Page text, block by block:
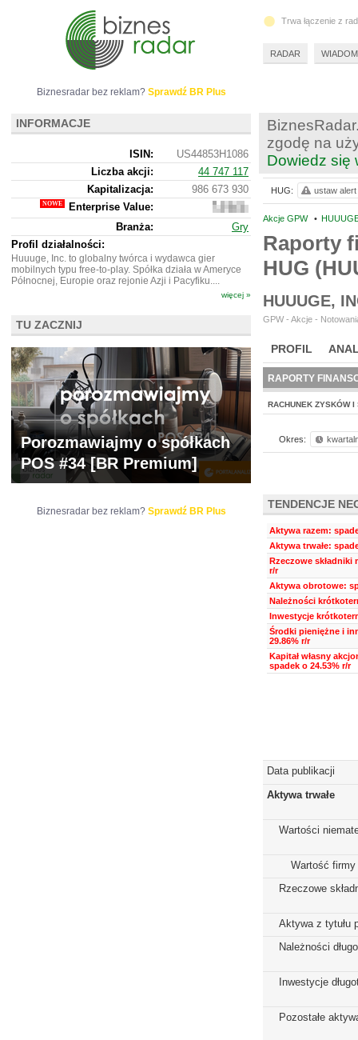
zgodę na
Dowiedz się
Akcje GPW •
Raporty
HUG
HUUUGE,
GPW - Akcje -
PROFIL
WYCENA BR
RAPORTY
RACHUNEK ZYSKÓW I
Okres:
TENDENCJE
Aktywa razem:
Aktywa trwałe:
Rzeczowe składniki
r/r
Aktywa obrotowe:
Należności
Inwestycje
Środki pieniężne i
29.86% r/r
Kapitał własny
spadek o 24.53% r/r
Data publikacji
Aktywa trwałe
Wartości
Wartość firmy
Rzeczowe
Aktywa z tytułu
Należności
Inwestycje
Pozostałe
HUG: ustaw alert
Biznesradar bez reklam? Sprawdź BR Plus
INFORMACJE
ISIN:
US44853H1086
Liczba akcji:
44 747 117
Kapitalizacja:
986 673 930
Enterprise Value:
557
061
754
Branża:
Gry
Profil działalności:
Huuuge, Inc. to globalny twórca i wydawca gier
mobilnych typu free-to-play. Spółka działa w Ameryce
Północnej, Europie oraz rejonie Azji i Pacyfiku....
więcej »
TU ZACZNIJ
Porozmawiajmy o spółkach
POS #34 [BR Premium]
Biznesradar bez reklam? Sprawdź BR Plus
Trwa łączenie z
RADAR